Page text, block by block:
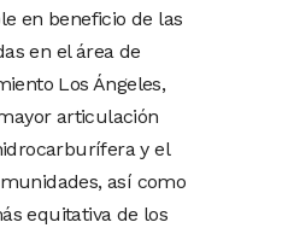
en beneficio de las
en el área de
Los Ángeles,
articulación
y el
así como
equitativa de los